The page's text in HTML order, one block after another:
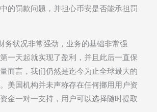
的罚款问题，并担心币安是否能承担罚
务状况非常强劲，业务的基础非常强
一天起就实现了盈利，并且此后一直保
而言，我们仍然是迄今为止全球最大的
美国机构并未声称存在任何挪用用户资
金一对一支持，用户可以选择随时提取